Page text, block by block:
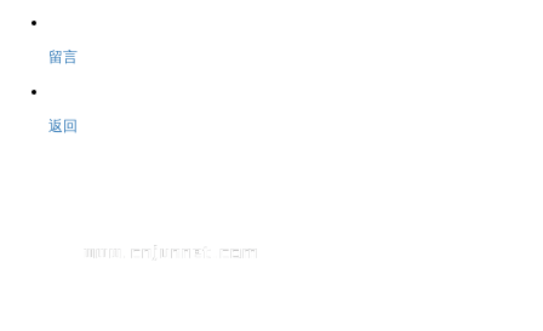
留言
返回